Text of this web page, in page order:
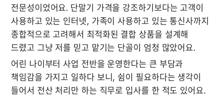
전문성이었어요. 단말기 가격을 강조하기보다는 고객이
사용하고 있는 인터넷, 가족이 사용하고 있는 통신사까지
종합적으로 고려해서 최적화된 결합 상품을 설계해
드렸고 그냥 저를 믿고 맡기는 단골이 엄청 많았어요.
어린 나이부터 사업 전반을 운영한다는 큰 부담과
책임감을 가지고 일하다 보니, 쉼이 필요하다는 생각이
들어서 전산 처리만 하는 직무로 입사를 한 적도 있어요.